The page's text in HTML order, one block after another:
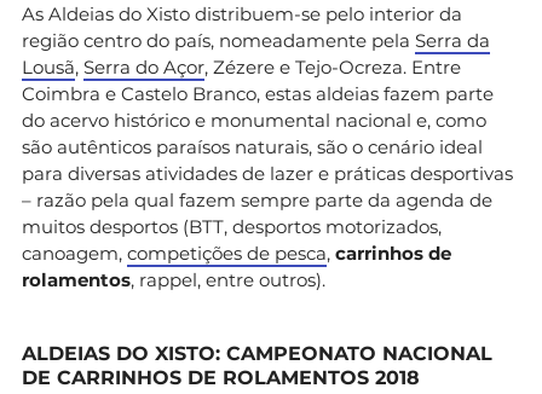
As Aldeias do Xisto distribuem-se pelo interior da
região centro do país, nomeadamente pela Serra da
Lousã, Serra do Açor, Zézere e Tejo-Ocreza. Entre
Coimbra e Castelo Branco, estas aldeias fazem parte
do acervo histórico e monumental nacional e, como
são autênticos paraísos naturais, são o cenário ideal
para diversas atividades de lazer e práticas desportivas
– razão pela qual fazem sempre parte da agenda de
muitos desportos (BTT, desportos motorizados,
canoagem, competições de pesca, carrinhos de
rolamentos, rappel, entre outros).
ALDEIAS DO XISTO: CAMPEONATO NACIONAL
DE CARRINHOS DE ROLAMENTOS 2018